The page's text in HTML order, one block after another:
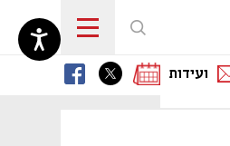
נפתח בכרטיסייה חדשה
נפתח בכרטיסייה חדשה
ועידות
נפתח בכרטיסייה חדשה